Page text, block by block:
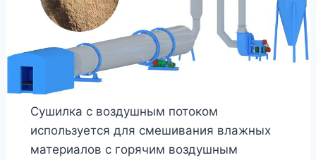
Сушилка с воздушным потоком
используется для смешивания влажных
материалов с горячим воздушным